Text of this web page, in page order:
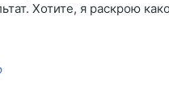
Хотите, я раскрою